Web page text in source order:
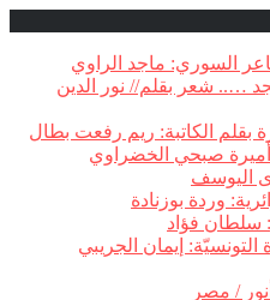
السوري: ماجد الراوي
….. شعر بقلم// نور الدين
الكاتبة: ريم رفعت بطال
صبحي الخضراوي
اليوسف
وردة بوزنادة
سلطان فؤاد
إيمان الجريبي
/ مصر